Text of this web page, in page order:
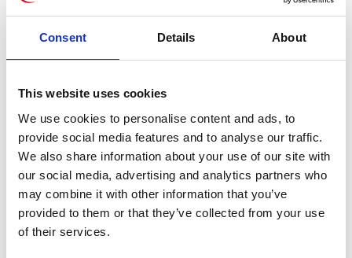
Consent Details About
This website uses cookies
We use cookies to personalise content and ads, to
provide social media features and to analyse our traffic.
We also share information about your use of our site with
our social media, advertising and analytics partners who
may combine it with other information that you’ve
provided to them or that they’ve collected from your use
of their services.
Jak zostać
Konsultantem SAP?
[rady naszych
pracowników]
Praca Konsultanta SAP jest postrzegana
jako zawód pewny i bezpieczny. Statystyki
mówią, że jest to jedna z najbardziej
przyszłościowych i opłacalnych ścieżek
kariery. Jednak wokół tego zawodu, który
może być realizowany na wielu polach,